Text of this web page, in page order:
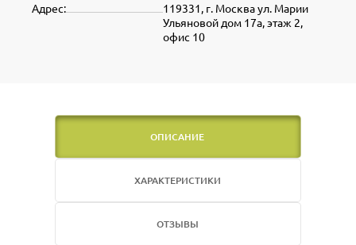
119331, г. Москва ул. Марии
Ульяновой дом 17а, этаж 2,
офис 10
Адрес:
ОПИСАНИЕ
ХАРАКТЕРИСТИКИ
ОТЗЫВЫ